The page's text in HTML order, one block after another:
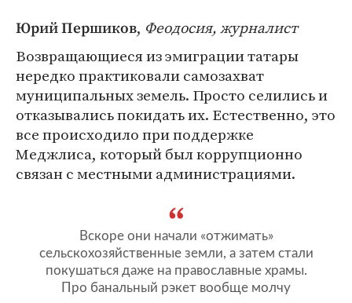
Юрий Першиков, Феодосия, журналист
Возвращающиеся из эмиграции татары
нередко практиковали самозахват
муниципальных земель. Просто селились и
отказывались покидать их. Естественно, это
все происходило при поддержке
Меджлиса, который был коррупционно
связан с местными администрациями.
Вскоре они начали «отжимать»
сельскохозяйственные земли, а затем стали
покушаться даже на православные храмы.
Про банальный рэкет вообще молчу